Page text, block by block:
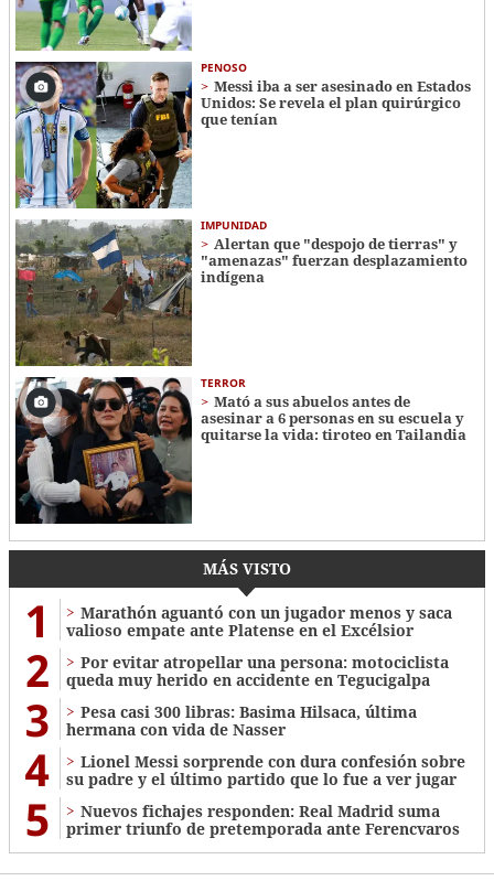
PENOSO
Messi iba a ser asesinado en Estados
Unidos: Se revela el plan quirúrgico
que tenían
IMPUNIDAD
Alertan que "despojo de tierras" y
"amenazas" fuerzan desplazamiento
indígena
TERROR
Mató a sus abuelos antes de
asesinar a 6 personas en su escuela y
quitarse la vida: tiroteo en Tailandia
MÁS VISTO
1
Marathón aguantó con un jugador menos y saca
valioso empate ante Platense en el Excélsior
2
Por evitar atropellar una persona: motociclista
queda muy herido en accidente en Tegucigalpa
3
Pesa casi 300 libras: Basima Hilsaca, última
hermana con vida de Nasser
4
Lionel Messi sorprende con dura confesión sobre
su padre y el último partido que lo fue a ver jugar
5
Nuevos fichajes responden: Real Madrid suma
primer triunfo de pretemporada ante Ferencvaros